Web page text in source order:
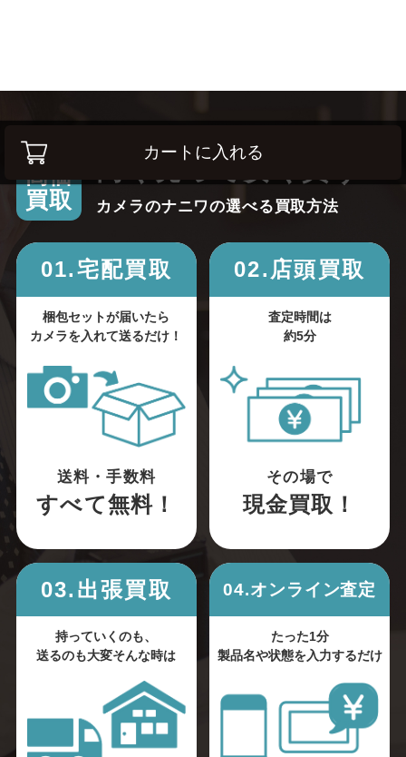
カートに入れる
高価
買取
カメラのナニワの選べる買取方法
01.宅配買取
梱包セットが届いたら
カメラを入れて送るだけ！
送料・手数料
すべて無料！
02.店頭買取
査定時間は
約5分
その場で
現金買取！
03.出張買取
持っていくのも、
送るのも大変そんな時は
04.オンライン査定
たった1分
製品名や状態を入力するだけ